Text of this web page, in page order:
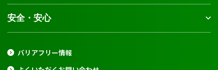
安全・安心
バリアフリー情報